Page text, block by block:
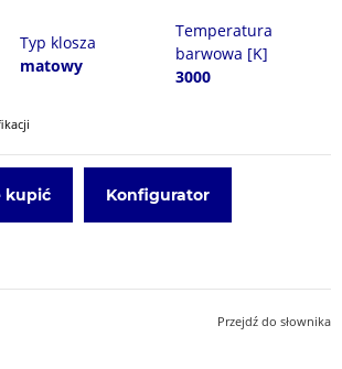
Typ klosza
matowy
Temperatura
barwowa [K]
3000
kupić Konfigurator
Przejdź do słownika